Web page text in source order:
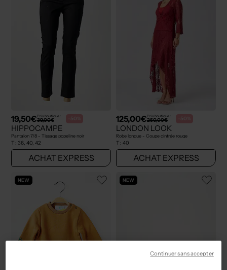
19,50€Prix boutique :
39,00€ -50%
HIPPOCAMPE
Pantalon 7/8 - Tissage popeline noir
T : 36, 40, 42
ACHAT EXPRESS
125,00€Prix boutique :
250,00€ -50%
LONDON LOOK
Robe longue - Coupe cintrée rouge
T : 40
ACHAT EXPRESS
NEW NEW
Continuer sans accepter